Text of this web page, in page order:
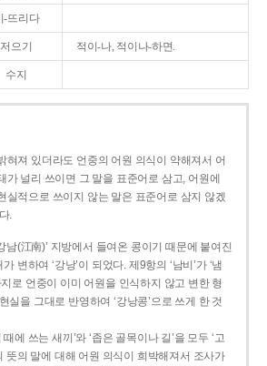
-뜨리다
저으기 적이-나, 적이나-하면.
수지
혀져 있더라도 언중의 어원 의식이 약해져서 어
가 널리 쓰이면 그 말을 표준어로 삼고, 어원에
실적으로 쓰이지 않는 말은 표준어로 삼지 않겠
.
남(江南)’ 지방에서 들여온 콩이기 때문에 붙여진
변하여 ‘강낭’이 되었다. 제9항의 ‘남비’가 ‘냄
로 언중이 이미 어원을 인식하지 않고 변한 형
실을 그대로 반영하여 ‘강낭콩’으로 쓰게 한 것
에 쓰는 새끼’와 ‘좁은 골목이나 길’을 모두 ‘고
뜻의 말에 대해 어원 의식이 희박해져서 조사가